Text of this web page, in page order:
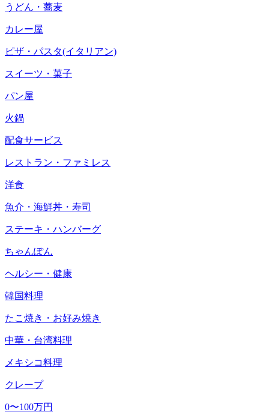
うどん・蕎麦
カレー屋
ピザ・パスタ(イタリアン)
スイーツ・菓子
パン屋
火鍋
配食サービス
レストラン・ファミレス
洋食
魚介・海鮮丼・寿司
ステーキ・ハンバーグ
ちゃんぽん
ヘルシー・健康
韓国料理
たこ焼き・お好み焼き
中華・台湾料理
メキシコ料理
クレープ
0〜100万円